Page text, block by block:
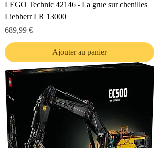
LEGO Technic 42146 - La grue sur chenilles
Liebherr LR 13000
Prix
689,99 €
Ajouter au panier